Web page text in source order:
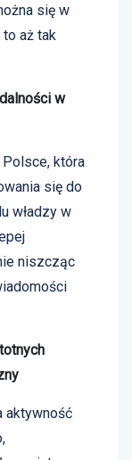
się w
aż tak
w
która
się do
władzy w
niszcząc
aktywność